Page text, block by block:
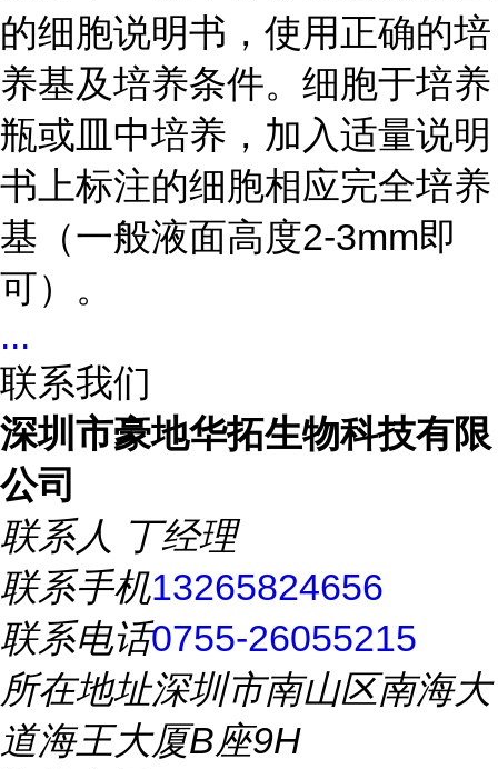
的细胞说明书，使用正确的培
养基及培养条件。细胞于培养
瓶或皿中培养，加入适量说明
书上标注的细胞相应完全培养
基（一般液面高度2-3mm即
可）。
...
联系我们
深圳市豪地华拓生物科技有限
公司
联系人 丁经理
联系手机13265824656
联系电话0755-26055215
所在地址深圳市南山区南海大
道海王大厦B座9H